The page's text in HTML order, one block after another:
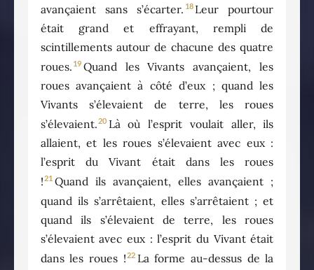
avançaient sans s’écarter. 18 Leur pourtour
était grand et effrayant, rempli de
scintillements autour de chacune des quatre
roues. 19 Quand les Vivants avançaient, les
roues avançaient à côté d’eux ; quand les
Vivants s’élevaient de terre, les roues
s’élevaient.20 Là où l’esprit voulait aller, ils
allaient, et les roues s’élevaient avec eux :
l’esprit du Vivant était dans les roues
!21 Quand ils avançaient, elles avançaient ;
quand ils s’arrêtaient, elles s’arrêtaient ; et
quand ils s’élevaient de terre, les roues
s’élevaient avec eux : l’esprit du Vivant était
dans les roues !22 La forme au-dessus de la